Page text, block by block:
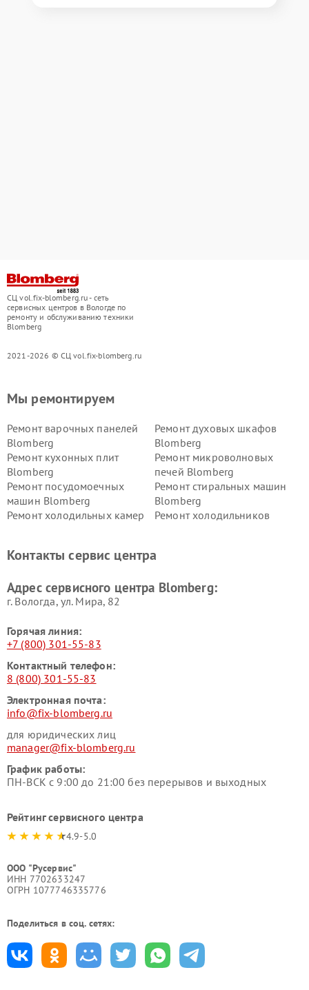
СЦ vol.fix-blomberg.ru - сеть
сервисных центров в Вологде по
ремонту и обслуживанию техники
Blomberg
2021-2026 © СЦ vol.fix-blomberg.ru
Мы ремонтируем
Ремонт варочных панелей
Blomberg
Ремонт духовых шкафов
Blomberg
Ремонт кухонных плит
Blomberg
Ремонт микроволновых
печей Blomberg
Ремонт посудомоечных
машин Blomberg
Ремонт стиральных машин
Blomberg
Ремонт холодильных камер
Ремонт холодильников
Контакты сервис центра
Адрес сервисного центра Blomberg:
г. Вологда, ул. Мира, 82
Горячая линия:
+7 (800) 301-55-83
Контактный телефон:
8 (800) 301-55-83
Электронная почта:
info@fix-blomberg.ru
для юридических лиц
manager@fix-blomberg.ru
График работы:
ПН-ВСК с 9:00 до 21:00 без перерывов и выходных
Рейтинг сервисного центра
4.9-5.0
ООО "Русервис"
ИНН 7702633247
ОГРН 1077746335776
Поделиться в соц. сетях: